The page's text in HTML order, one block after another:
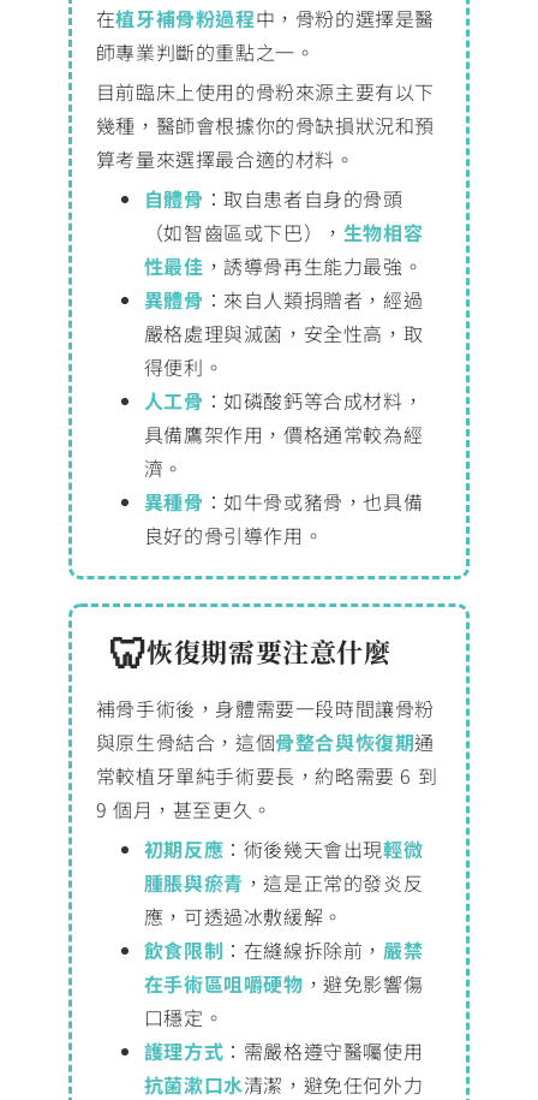
在植牙補骨粉過程中，骨粉的選擇是醫
師專業判斷的重點之一。
目前臨床上使用的骨粉來源主要有以下
幾種，醫師會根據你的骨缺損狀況和預
算考量來選擇最合適的材料。
自體骨 ：取自患者自身的骨頭
（如智齒區或下巴）， 生物相容
性最佳 ，誘導骨再生能力最強。
異體骨 ：來自人類捐贈者，經過
嚴格處理與滅菌，安全性高，取
得便利。
人工骨 ：如磷酸鈣等合成材料，
具備鷹架作用，價格通常較為經
濟。
異種骨 ：如牛骨或豬骨，也具備
良好的骨引導作用。
恢復期需要注意什麼
補骨手術後，身體需要一段時間讓骨粉
與原生骨結合，這個骨整合與恢復期通
常較植牙單純手術要長，約略需要 6 到
9 個月，甚至更久。
初期反應 ：術後幾天會出現輕微
腫脹與瘀青 ，這是正常的發炎反
應，可透過冰敷緩解。
飲食限制 ：在縫線拆除前，嚴禁
在手術區咀嚼硬物 ，避免影響傷
口穩定。
護理方式 ：需嚴格遵守醫囑使用
抗菌漱口水清潔，避免任何外力